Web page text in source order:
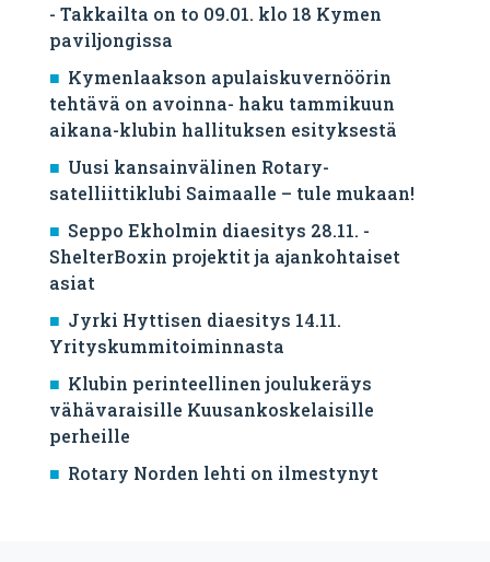
- Takkailta on to 09.01. klo 18 Kymen
paviljongissa
Kymenlaakson apulaiskuvernöörin
tehtävä on avoinna- haku tammikuun
aikana-klubin hallituksen esityksestä
Uusi kansainvälinen Rotary-
satelliittiklubi Saimaalle – tule mukaan!
Seppo Ekholmin diaesitys 28.11. -
ShelterBoxin projektit ja ajankohtaiset
asiat
Jyrki Hyttisen diaesitys 14.11.
Yrityskummitoiminnasta
Klubin perinteellinen joulukeräys
vähävaraisille Kuusankoskelaisille
perheille
Rotary Norden lehti on ilmestynyt